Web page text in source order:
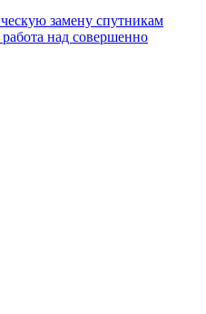
замену спутникам
над совершенно